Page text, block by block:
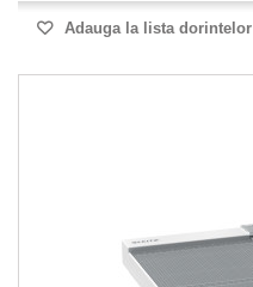
Adauga la lista dorintelor